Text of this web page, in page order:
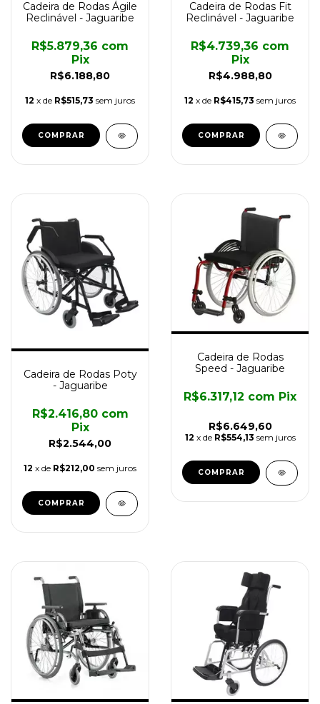
Cadeira de Rodas Ágile
Reclinável - Jaguaribe
R$6.188,80
R$5.879,36 com
Pix
12 x de R$515,73 sem juros
Cadeira de Rodas Fit
Reclinável - Jaguaribe
R$4.988,80
R$4.739,36 com
Pix
12 x de R$415,73 sem juros
Cadeira de Rodas Poty
- Jaguaribe
R$2.544,00
R$2.416,80 com
Pix
12 x de R$212,00 sem juros
Cadeira de Rodas
Speed - Jaguaribe
R$6.649,60
R$6.317,12 com Pix
12 x de R$554,13 sem juros